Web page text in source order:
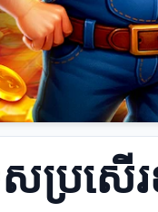
សប្រសើ